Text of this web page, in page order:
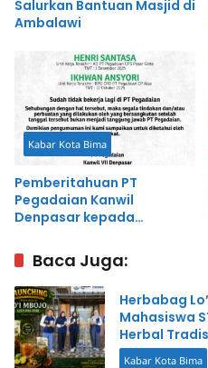
Salurkan Bantuan Masjid di
Ambalawi
Kabar Kota Bima
Pemberitahuan PT
Pegadaian Kanwil
Denpasar kepada
Baca Juga:
Herbabag
Mahasiswa
Herbal
Modern
Kabar Kota Bima